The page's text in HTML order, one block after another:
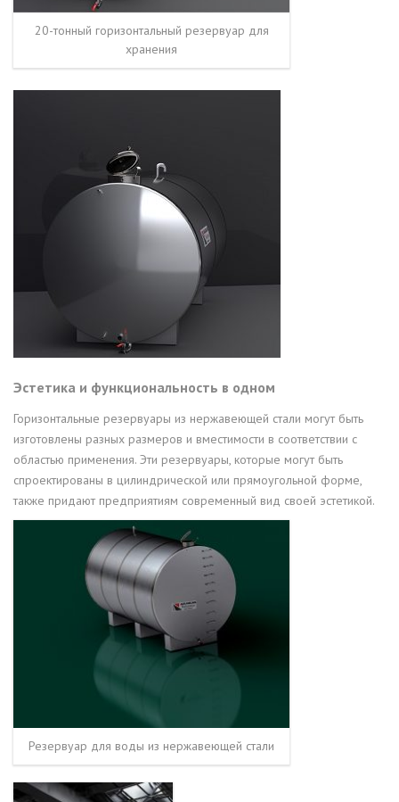
20-тонный горизонтальный резервуар для
хранения
Эстетика и функциональность в одном
Горизонтальные резервуары из нержавеющей стали могут быть
изготовлены разных размеров и вместимости в соответствии с
областью применения. Эти резервуары, которые могут быть
спроектированы в цилиндрической или прямоугольной форме,
также придают предприятиям современный вид своей эстетикой.
Резервуар для воды из нержавеющей стали